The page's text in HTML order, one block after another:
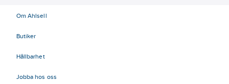
Om Ahlsell
Butiker
Hållbarhet
Jobba hos oss